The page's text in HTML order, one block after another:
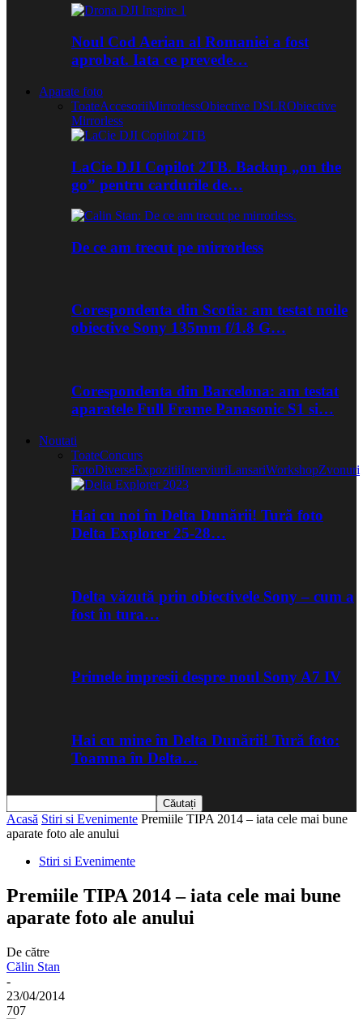
Noul Cod Aerian al Romaniei a fost
aprobat. Iata ce prevede…
Aparate foto
ToateAccesoriiMirrorlessObiective DSLRObiective
Mirrorless
LaCie DJI Copilot 2TB. Backup „on the
go” pentru cardurile de…
De ce am trecut pe mirrorless
Corespondenta din Scotia: am testat noile
obiective Sony 135mm f/1.8 G…
Corespondenta din Barcelona: am testat
aparatele Full Frame Panasonic S1 si…
Noutati
ToateConcurs
FotoDiverseExpozitiiInterviuriLansariWorkshopZvonuri
Hai cu noi în Delta Dunării! Tură foto
Delta Explorer 25-28…
Delta văzută prin obiectivele Sony – cum a
fost în tura…
Primele impresii despre noul Sony A7 IV
Hai cu mine în Delta Dunării! Tură foto:
Toamna în Delta…
Acasă Stiri si Evenimente Premiile TIPA 2014 – iata cele mai bune
aparate foto ale anului
Stiri si Evenimente
Premiile TIPA 2014 – iata cele mai bune
aparate foto ale anului
De către
Călin Stan
-
23/04/2014
707